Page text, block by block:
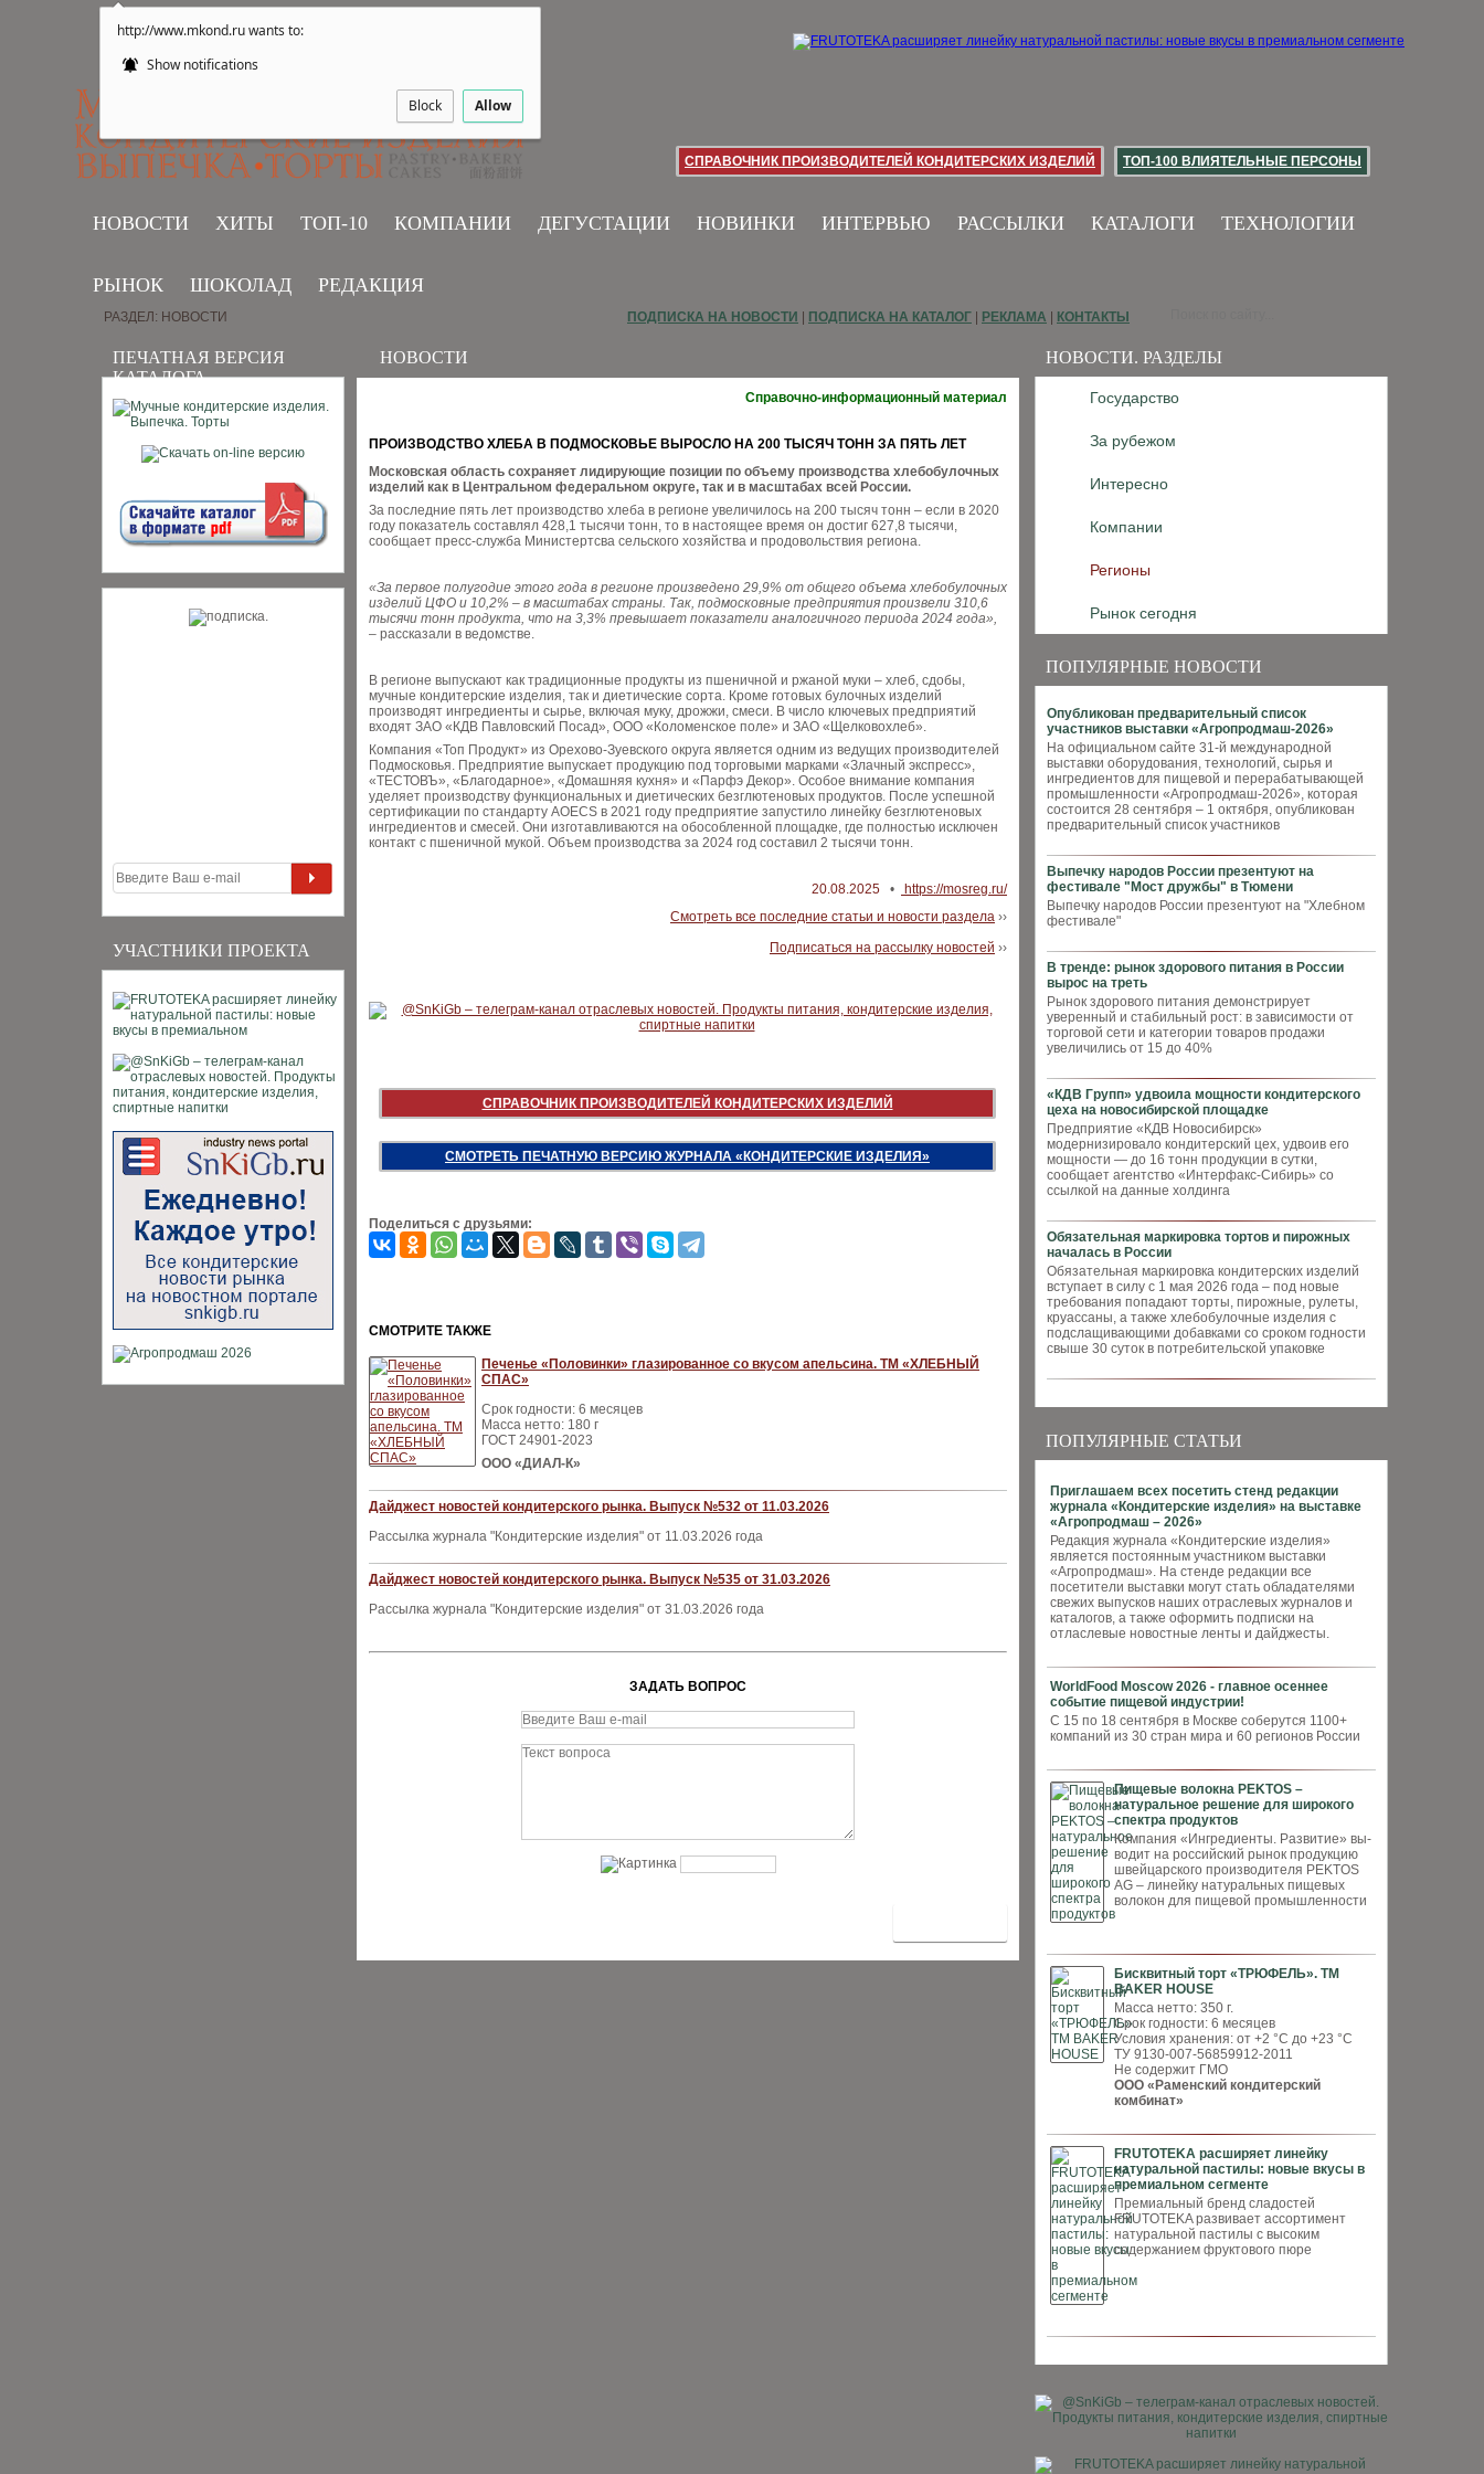
http://www.mkond.ru wants to:
Show notifications
Block Allow
СПРАВОЧНИК ПРОИЗВОДИТЕЛЕЙ КОНДИТЕРСКИХ ИЗДЕЛИЙ ТОП-100 ВЛИЯТЕЛЬНЫЕ ПЕРСОНЫ
НОВОСТИ ХИТЫ ТОП-10 КОМПАНИИ ДЕГУСТАЦИИ НОВИНКИ ИНТЕРВЬЮ РАССЫЛКИ КАТАЛОГИ ТЕХНОЛОГИИ
РЫНОК ШОКОЛАД РЕДАКЦИЯ
ПЕЧАТНАЯ ВЕРСИЯ
КАТАЛОГА
УЧАСТНИКИ ПРОЕКТА
НОВОСТИ. РАЗДЕЛЫ
Государство
За рубежом
Интересно
Компании
Регионы
Рынок сегодня
ПОПУЛЯРНЫЕ НОВОСТИ
Опубликован предварительный список
участников выставки «Агропродмаш-2026»
На официальном сайте 31-й международной
выставки оборудования, технологий, сырья и
ингредиентов для пищевой и перерабатывающей
промышленности «Агропродмаш-2026», которая
состоится 28 сентября – 1 октября, опубликован
предварительный список участников
Выпечку народов России презентуют на
фестивале "Мост дружбы" в Тюмени
Выпечку народов России презентуют на "Хлебном
фестивале"
В тренде: рынок здорового питания в России
вырос на треть
Рынок здорового питания демонстрирует
уверенный и стабильный рост: в зависимости от
торговой сети и категории товаров продажи
увеличились от 15 до 40%
«КДВ Групп» удвоила мощности кондитерского
цеха на новосибирской площадке
Предприятие «КДВ Новосибирск»
модернизировало кондитерский цех, удвоив его
мощности — до 16 тонн продукции в сутки,
сообщает агентство «Интерфакс-Сибирь» со
ссылкой на данные холдинга
Обязательная маркировка тортов и пирожных
началась в России
Обязательная маркировка кондитерских изделий
вступает в силу с 1 мая 2026 года – под новые
требования попадают торты, пирожные, рулеты,
круассаны, а также хлебобулочные изделия с
подслащивающими добавками со сроком годности
свыше 30 суток в потребительской упаковке
ПОПУЛЯРНЫЕ СТАТЬИ
Приглашаем всех посетить стенд редакции
журнала «Кондитерские изделия» на выставке
«Агропродмаш – 2026»
Редакция журнала «Кондитерские изделия»
является постоянным участником выставки
«Агропродмаш». На стенде редакции все
посетители выставки могут стать обладателями
свежих выпусков наших отраслевых журналов и
каталогов, а также оформить подписки на
отласлевые новостные ленты и дайджесты.
WorldFood Moscow 2026 - главное осеннее
событие пищевой индустрии!
С 15 по 18 сентября в Москве соберутся 1100+
компаний из 30 стран мира и 60 регионов России
Пищевые волокна PEKTOS –
натуральное решение для широкого
спектра продуктов
Компания «Ингредиенты. Развитие» вы­
водит на российский рынок продукцию
швей­царского производителя PEKTOS
AG – ли­нейку натуральных пищевых
волокон для пи­щевой промышленности
Бисквитный торт «ТРЮФЕЛЬ». ТМ
BAKER HOUSE
Масса нетто: 350 г.
Срок годности: 6 месяцев
Условия хранения: от +2 °С до +23 °С
ТУ 9130-007-56859912-2011
Не содержит ГМО
ООО «Раменский кондитерский
комбинат»
FRUTOTEKA расширяет линейку
натуральной пастилы: новые вкусы в
премиальном сегменте
Премиальный бренд сладостей
FRUTOTEKA развивает ассортимент
натуральной пастилы с высоким
содержанием фруктового пюре
РАЗДЕЛ: НОВОСТИ ПОДПИСКА НА НОВОСТИ ПОДПИСКА НА КАТАЛОГ РЕКЛАМА КОНТАКТЫ
НОВОСТИ
Справочно-информационный материал
ПРОИЗВОДСТВО ХЛЕБА В ПОДМОСКОВЬЕ ВЫРОСЛО НА 200 ТЫСЯЧ ТОНН ЗА ПЯТЬ ЛЕТ
Московская область сохраняет лидирующие позиции по объему производства хлебобулочных
изделий как в Центральном федеральном округе, так и в масштабах всей России.
За последние пять лет производство хлеба в регионе увеличилось на 200 тысяч тонн – если в 2020
году показатель составлял 428,1 тысячи тонн, то в настоящее время он достиг 627,8 тысячи,
сообщает пресс-служба Министертсва сельского хозяйства и продовольствия региона.
«За первое полугодие этого года в регионе произведено 29,9% от общего объема хлебобулочных
изделий ЦФО и 10,2% – в масштабах страны. Так, подмосковные предприятия произвели 310,6
тысячи тонн продукта, что на 3,3% превышает показатели аналогичного периода 2024 года»,
– рассказали в ведомстве.
В регионе выпускают как традиционные продукты из пшеничной и ржаной муки – хлеб, сдобы,
мучные кондитерские изделия, так и диетические сорта. Кроме готовых булочных изделий
производят ингредиенты и сырье, включая муку, дрожжи, смеси. В число ключевых предприятий
входят ЗАО «КДВ Павловский Посад», ООО «Коломенское поле» и ЗАО «Щелковохлеб».
Компания «Топ Продукт» из Орехово-Зуевского округа является одним из ведущих производителей
Подмосковья. Предприятие выпускает продукцию под торговыми марками «Злачный экспресс»,
«ТЕСТОВЪ», «Благодарное», «Домашняя кухня» и «Парфэ Декор». Особое внимание компания
уделяет производству функциональных и диетических безглютеновых продуктов. После успешной
сертификации по стандарту AOECS в 2021 году предприятие запустило линейку безглютеновых
ингредиентов и смесей. Они изготавливаются на обособленной площадке, где полностью исключен
контакт с пшеничной мукой. Объем производства за 2024 год составил 2 тысячи тонн.
20.08.2025 •
https://mosreg.ru/
Смотреть все последние статьи и новости раздела ››
Подписаться на рассылку новостей ››
СПРАВОЧНИК ПРОИЗВОДИТЕЛЕЙ КОНДИТЕРСКИХ ИЗДЕЛИЙ
СМОТРЕТЬ ПЕЧАТНУЮ ВЕРСИЮ ЖУРНАЛА «КОНДИТЕРСКИЕ ИЗДЕЛИЯ»
Поделиться с друзьями:
CМОТРИТЕ ТАКЖЕ
Печенье «Половинки» глазированное со вкусом апельсина. ТМ «ХЛЕБНЫЙ
СПАС»
Срок годности: 6 месяцев
Масса нетто: 180 г
ГОСТ 24901-2023
ООО «ДИАЛ-К»
Дайджест новостей кондитерского рынка. Выпуск №532 от 11.03.2026
Рассылка журнала "Кондитерские изделия" от 11.03.2026 года
Дайджест новостей кондитерского рынка. Выпуск №535 от 31.03.2026
Рассылка журнала "Кондитерские изделия" от 31.03.2026 года
ЗАДАТЬ ВОПРОС